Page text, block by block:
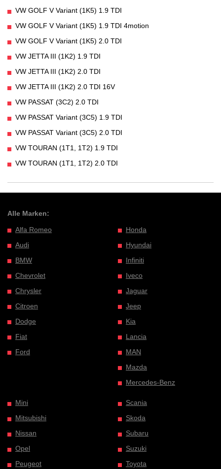
VW GOLF V Variant (1K5) 1.9 TDI
VW GOLF V Variant (1K5) 1.9 TDI 4motion
VW GOLF V Variant (1K5) 2.0 TDI
VW JETTA III (1K2) 1.9 TDI
VW JETTA III (1K2) 2.0 TDI
VW JETTA III (1K2) 2.0 TDI 16V
VW PASSAT (3C2) 2.0 TDI
VW PASSAT Variant (3C5) 1.9 TDI
VW PASSAT Variant (3C5) 2.0 TDI
VW TOURAN (1T1, 1T2) 1.9 TDI
VW TOURAN (1T1, 1T2) 2.0 TDI
Alle Marken:
Alfa Romeo
Audi
BMW
Chevrolet
Chrysler
Citroen
Dodge
Fiat
Ford
Honda
Hyundai
Infiniti
Iveco
Jaguar
Jeep
Kia
Lancia
MAN
Mazda
Mercedes-Benz
Mini
Mitsubishi
Nissan
Opel
Peugeot
Scania
Skoda
Subaru
Suzuki
Toyota